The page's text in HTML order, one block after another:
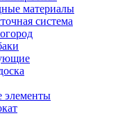
материалы
система
элементы